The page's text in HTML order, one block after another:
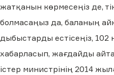
жатқанын көрмесеңіз де,
болмасаңыз да, баланың
дыбыстарды естісеңіз, 102
хабарласып, жағдайды
істер министрінің 2014